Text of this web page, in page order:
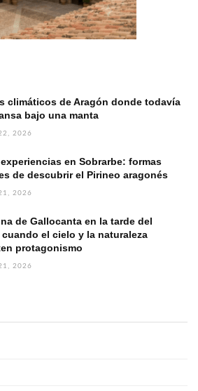
climáticos de Aragón donde todavía
bajo una manta
2026
en Sobrarbe: formas
de descubrir el Pirineo aragonés
2026
de Gallocanta en la tarde del
el cielo y la naturaleza
protagonismo
2026